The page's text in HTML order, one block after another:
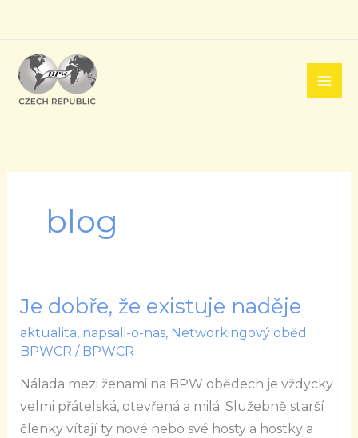
obsah
blog
Je dobře, že existuje naděje
aktualita, napsali-o-nas, Networkingový oběd
BPWCR / BPWCR
Nálada mezi ženami na BPW obědech je vždycky
velmi přátelská, otevřená a milá. Služebně starší
členky vítají ty nové nebo své hosty a hostky a
Je
dobře,
že
naděje